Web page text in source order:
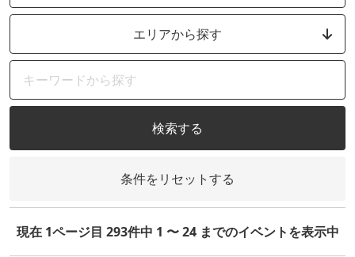
エリアから探す
検索する
条件をリセットする
現在 1ページ目 293件中 1 〜 24 までのイベントを表示中